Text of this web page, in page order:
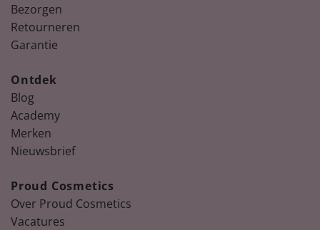
Bezorgen
Retourneren
Garantie
Ontdek
Blog
Academy
Merken
Nieuwsbrief
Proud Cosmetics
Over Proud Cosmetics
Vacatures